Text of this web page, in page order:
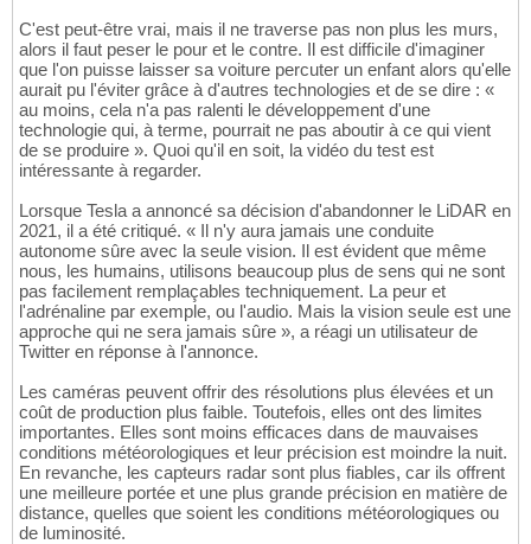
C'est peut-être vrai, mais il ne traverse pas non plus les murs,
alors il faut peser le pour et le contre. Il est difficile d'imaginer
que l'on puisse laisser sa voiture percuter un enfant alors qu'elle
aurait pu l'éviter grâce à d'autres technologies et de se dire : «
au moins, cela n'a pas ralenti le développement d'une
technologie qui, à terme, pourrait ne pas aboutir à ce qui vient
de se produire ». Quoi qu'il en soit, la vidéo du test est
intéressante à regarder.
Lorsque Tesla a annoncé sa décision d'abandonner le LiDAR en
2021, il a été critiqué. « Il n'y aura jamais une conduite
autonome sûre avec la seule vision. Il est évident que même
nous, les humains, utilisons beaucoup plus de sens qui ne sont
pas facilement remplaçables techniquement. La peur et
l'adrénaline par exemple, ou l'audio. Mais la vision seule est une
approche qui ne sera jamais sûre », a réagi un utilisateur de
Twitter en réponse à l'annonce.
Les caméras peuvent offrir des résolutions plus élevées et un
coût de production plus faible. Toutefois, elles ont des limites
importantes. Elles sont moins efficaces dans de mauvaises
conditions météorologiques et leur précision est moindre la nuit.
En revanche, les capteurs radar sont plus fiables, car ils offrent
une meilleure portée et une plus grande précision en matière de
distance, quelles que soient les conditions météorologiques ou
de luminosité.